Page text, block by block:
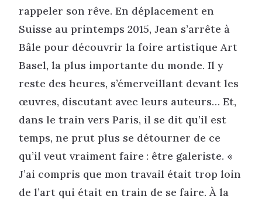
rappeler son rêve. En déplacement en
Suisse au printemps 2015, Jean s’arrête à
Bâle pour découvrir la foire artistique Art
Basel, la plus importante du monde. Il y
reste des heures, s’émerveillant devant les
œuvres, discutant avec leurs auteurs… Et,
dans le train vers Paris, il se dit qu’il est
temps, ne prut plus se détourner de ce
qu’il veut vraiment faire : être galeriste. «
J’ai compris que mon travail était trop loin
de l’art qui était en train de se faire. À la